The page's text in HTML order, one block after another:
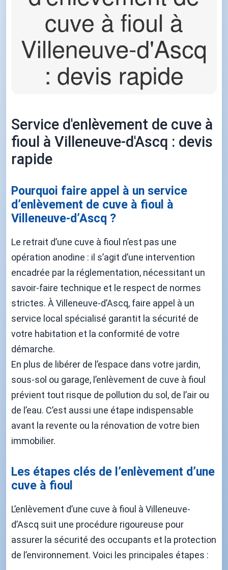
Service d'enlèvement de cuve à
fioul à Villeneuve-d'Ascq : devis
rapide
Pourquoi faire appel à un service
d’enlèvement de cuve à fioul à
Villeneuve-d’Ascq ?
Le retrait d’une cuve à fioul n’est pas une
opération anodine : il s’agit d’une intervention
encadrée par la réglementation, nécessitant un
savoir-faire technique et le respect de normes
strictes. À Villeneuve-d’Ascq, faire appel à un
service local spécialisé garantit la sécurité de
votre habitation et la conformité de votre
démarche.
En plus de libérer de l’espace dans votre jardin,
sous-sol ou garage, l’enlèvement de cuve à fioul
prévient tout risque de pollution du sol, de l’air ou
de l’eau. C’est aussi une étape indispensable
avant la revente ou la rénovation de votre bien
immobilier.
Les étapes clés de l’enlèvement d’une
cuve à fioul
L’enlèvement d’une cuve à fioul à Villeneuve-
d’Ascq suit une procédure rigoureuse pour
assurer la sécurité des occupants et la protection
de l’environnement. Voici les principales étapes :